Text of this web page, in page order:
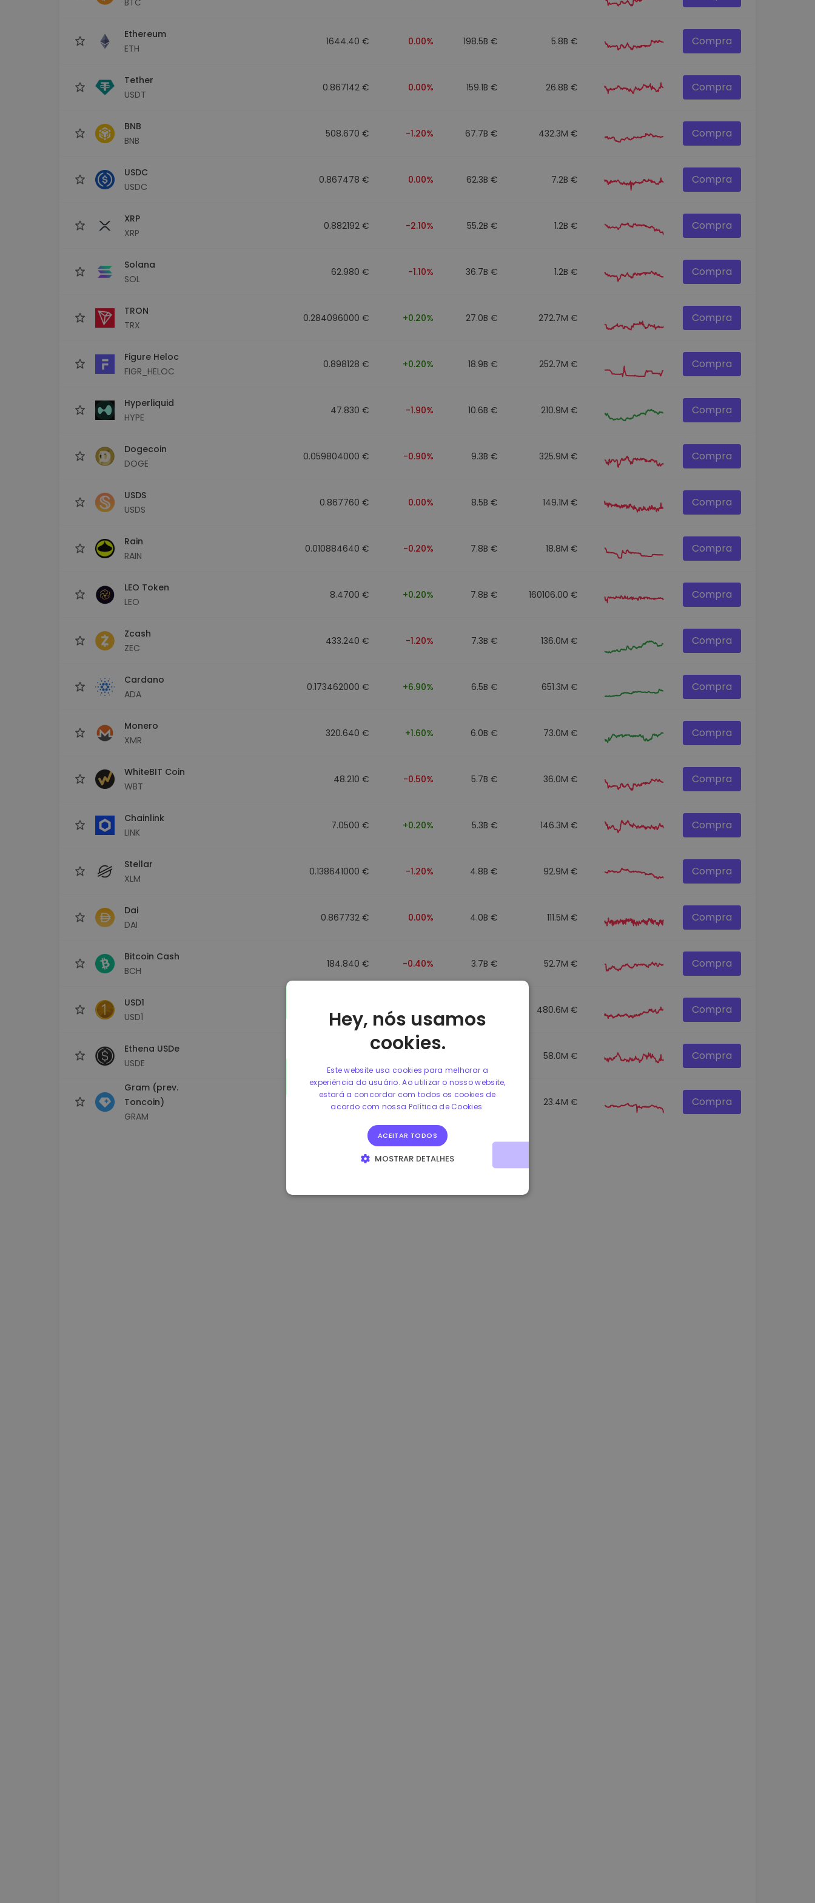
Ethereum
ETH
1644.40 € 0.00% 198.5B € 5.8B € Compra
Tether
USDT
0.867142 € 0.00% 159.1B € 26.8B € Compra
BNB
BNB
508.670 € -1.20% 67.7B € 432.3M € Compra
USDC
USDC
0.867478 € 0.00% 62.3B € 7.2B € Compra
XRP
XRP
0.882192 € -2.10% 55.2B € 1.2B € Compra
Solana
SOL
62.980 € -1.10% 36.7B € 1.2B € Compra
TRON
TRX
0.284096000 € +0.20% 27.0B € 272.7M € Compra
Figure Heloc
FIGR_HELOC
0.898128 € +0.20% 18.9B € 252.7M € Compra
Hyperliquid
HYPE
47.830 € -1.90% 10.6B € 210.9M € Compra
Dogecoin
DOGE
0.059804000 € -0.90% 9.3B € 325.9M € Compra
USDS
USDS
0.867760 € 0.00% 8.5B € 149.1M € Compra
Rain
RAIN
0.010884640 € -0.20% 7.8B € 18.8M € Compra
LEO Token
LEO
8.4700 € +0.20% 7.8B € 160106.00 € Compra
Zcash
ZEC
433.240 € -1.20% 7.3B € 136.0M € Compra
Cardano
ADA
0.173462000 € +6.90% 6.5B € 651.3M € Compra
Monero
XMR
320.640 € +1.60% 6.0B € 73.0M € Compra
WhiteBIT Coin
WBT
48.210 € -0.50% 5.7B € 36.0M € Compra
Chainlink
LINK
7.0500 € +0.20% 5.3B € 146.3M € Compra
Stellar
XLM
0.138641000 € -1.20% 4.8B € 92.9M € Compra
Dai
DAI
0.867732 € 0.00% 4.0B € 111.5M € Compra
Bitcoin Cash
BCH
184.840 € -0.40% 3.7B € 52.7M € Compra
USD1
USD1
480.6M € Compra
Ethena USDe
USDE
58.0M € Compra
Gram (prev.
Toncoin)
GRAM
1.160000 € -4.10% 3.2B € 23.4M € Compra
Hey, nós usamos
cookies.
Este website usa cookies para melhorar a
experiência do usuário. Ao utilizar o nosso website,
estará a concordar com todos os cookies de
acordo com nossa Política de Cookies.
ACEITAR TODOS
MOSTRAR DETALHES